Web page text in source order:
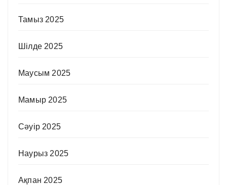
Тамыз 2025
Шілде 2025
Маусым 2025
Мамыр 2025
Сәуір 2025
Наурыз 2025
Ақпан 2025